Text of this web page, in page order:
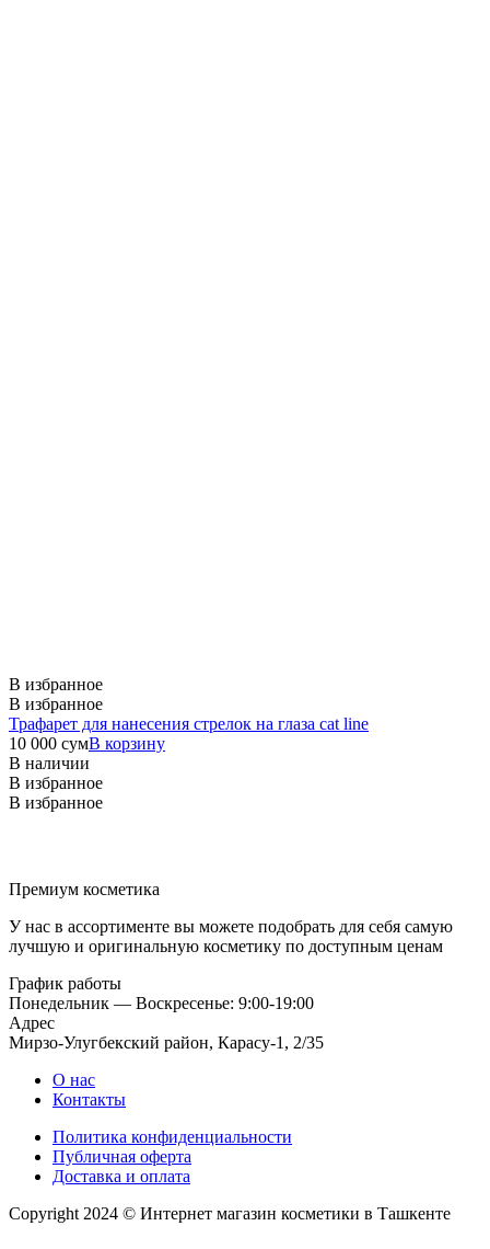
В избранное
В избранное
Трафарет для нанесения стрелок на глаза cat line
10 000 сумВ корзину
В наличии
В избранное
В избранное
Премиум косметика
У нас в ассортименте вы можете подобрать для себя самую
лучшую и оригинальную косметику по доступным ценам
График работы
Понедельник — Воскресенье: 9:00-19:00
Адрес
Мирзо-Улугбекский район, Карасу-1, 2/35
О нас
Контакты
Политика конфиденциальности
Публичная оферта
Доставка и оплата
Copyright 2024 © Интернет магазин косметики в Ташкенте